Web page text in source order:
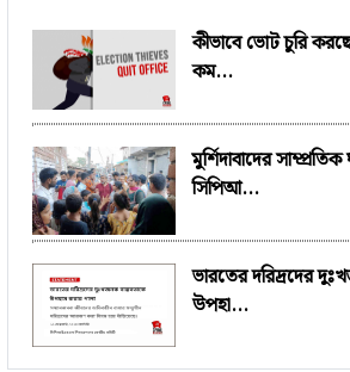
কীভাবে ভোট চুরি
কম...
মুর্শিদাবাদের
সিপিআ...
ভারতের দরিদ্রদের
উপহা...